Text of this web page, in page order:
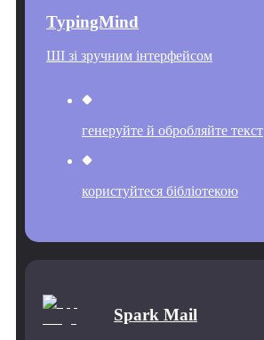
TypingMind
ШІ зі зручним інтерфейсом
генеруйте й обробляйте текст
користуйтеся бібліотекою
Spark Mail